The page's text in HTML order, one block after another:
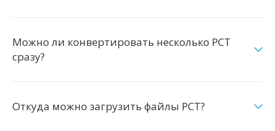
Можно ли конвертировать несколько PCT
сразу?
Откуда можно загрузить файлы PCT?